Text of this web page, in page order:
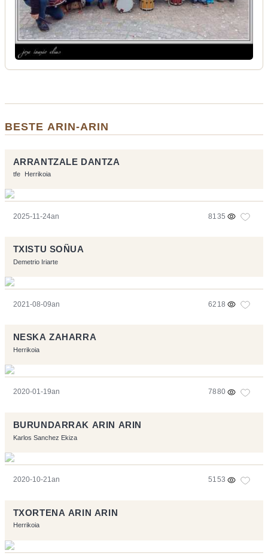
BESTE ARIN-ARIN
ARRANTZALE DANTZA
tfe Herrikoia
2025-11-24an 8135
TXISTU SOÑUA
Demetrio Iriarte
2021-08-09an 6218
NESKA ZAHARRA
Herrikoia
2020-01-19an 7880
BURUNDARRAK ARIN ARIN
Karlos Sanchez Ekiza
2020-10-21an 5153
TXORTENA ARIN ARIN
Herrikoia